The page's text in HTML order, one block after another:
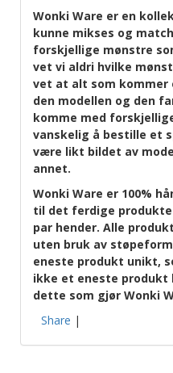
Wonki Ware er en
kunne mikses og
forskjellige mønstre
vet vi aldri hvilke
vet at alt som kommer
den modellen og den
komme med
vanskelig å bestille et
være likt bildet av
annet.
Wonki Ware er 100%
til det ferdige
par hender. Alle
uten bruk av
eneste produkt unikt,
ikke et eneste produkt
dette som gjør Wonki
Share |